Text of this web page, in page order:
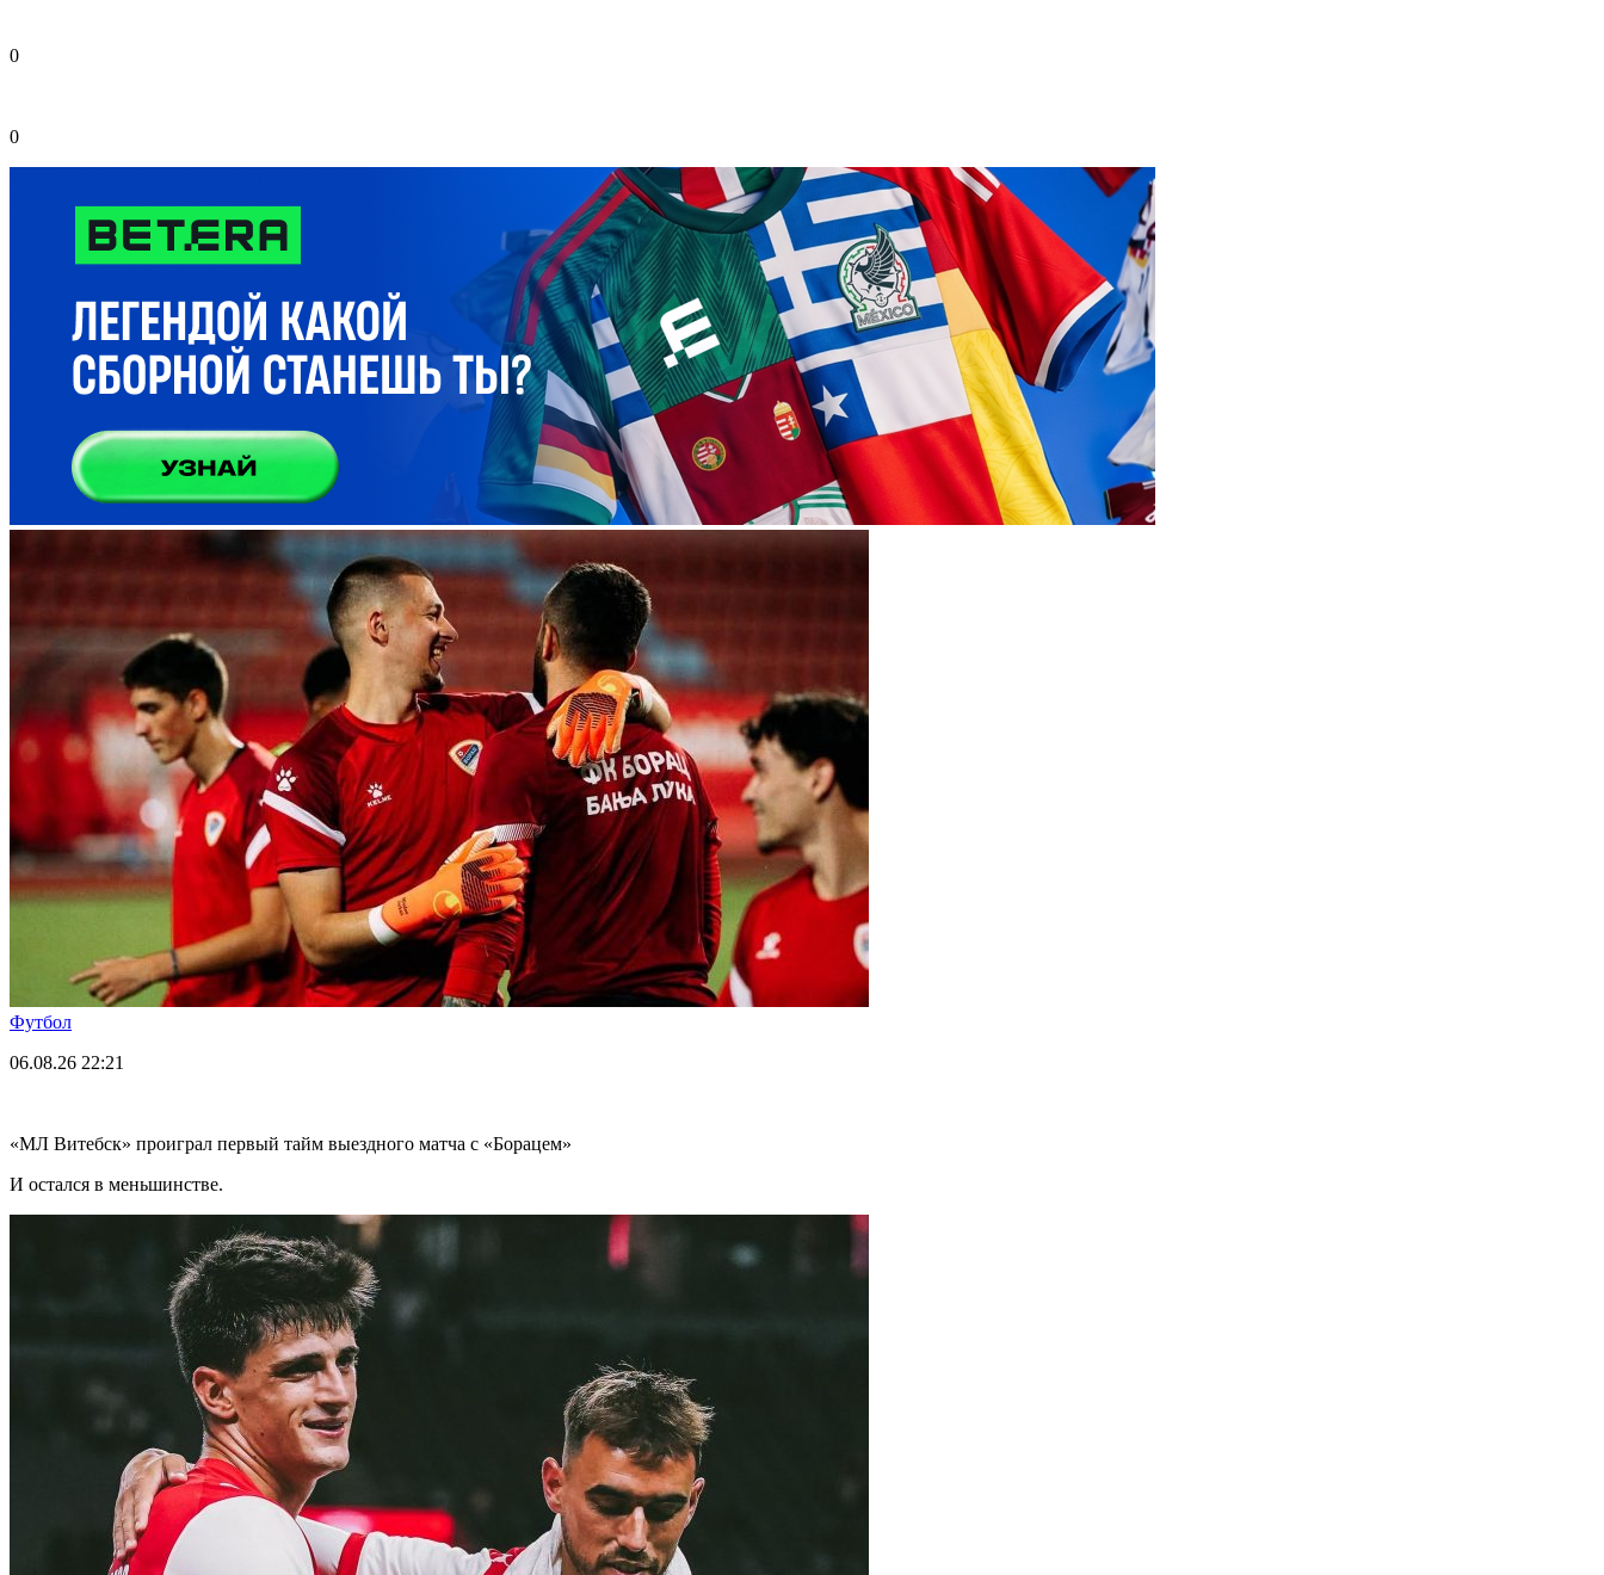
0
0
Футбол
06.08.26 22:21
«МЛ Витебск» проиграл первый тайм выездного матча с «Борацем»
И остался в меньшинстве.